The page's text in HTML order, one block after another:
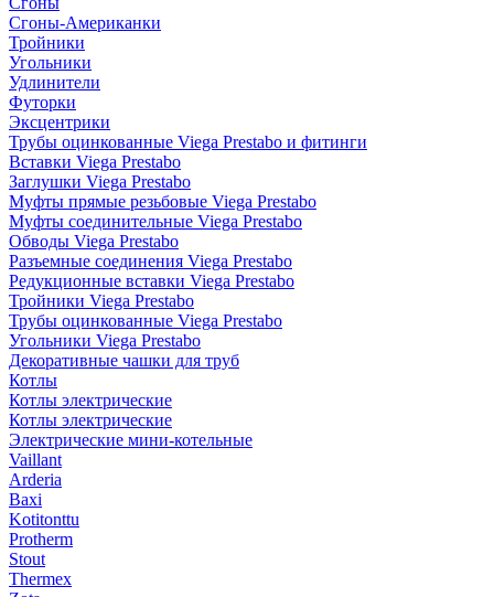
Сгоны-Американки
Тройники
Угольники
Удлинители
Футорки
Эксцентрики
Трубы оцинкованные Viega Prestabo и фитинги
Вставки Viega Prestabo
Заглушки Viega Prestabo
Муфты прямые резьбовые Viega Prestabo
Муфты соединительные Viega Prestabo
Обводы Viega Prestabo
Разъемные соединения Viega Prestabo
Редукционные вставки Viega Prestabo
Тройники Viega Prestabo
Трубы оцинкованные Viega Prestabo
Угольники Viega Prestabo
Декоративные чашки для труб
Котлы
Котлы электрические
Котлы электрические
Электрические мини-котельные
Vaillant
Arderia
Baxi
Kotitonttu
Protherm
Stout
Thermex